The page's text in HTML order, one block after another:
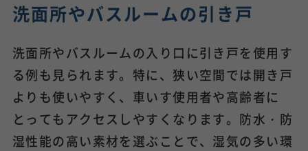
洗面所やバスルームの引き戸
洗面所やバスルームの入り口に引き戸を使用す
る例も見られます。特に、狭い空間では開き戸
よりも使いやすく、車いす使用者や高齢者に
とってもアクセスしやすくなります。防水・防
湿性能の高い素材を選ぶことで、湿気の多い環